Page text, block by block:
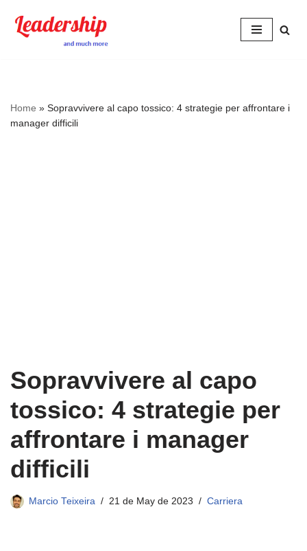
Skip
Home » Sopravvivere al capo tossico: 4 strategie per affrontare i
manager difficili
Sopravvivere al capo
tossico: 4 strategie per
affrontare i manager
difficili
Marcio Teixeira 21 de May de 2023 Carriera